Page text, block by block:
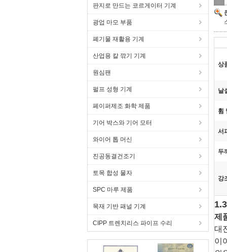
판지로 만드는 코르게이터 기계
광업 마모 부품
폐기물 재활용 기계
산업용 칼 깎기 기계
원심팬
펄프 성형 기계
페이퍼제조 화학 제품
기어 박스와 기어 모터
와이어 톱 머신
진공동결건조기
토목 합성 물자
SPC 마루 제품
목재 기반 패널 기계
CIPP 트렌치리스 파이프 수리
상
날
휨
서
두
강
제
대
이